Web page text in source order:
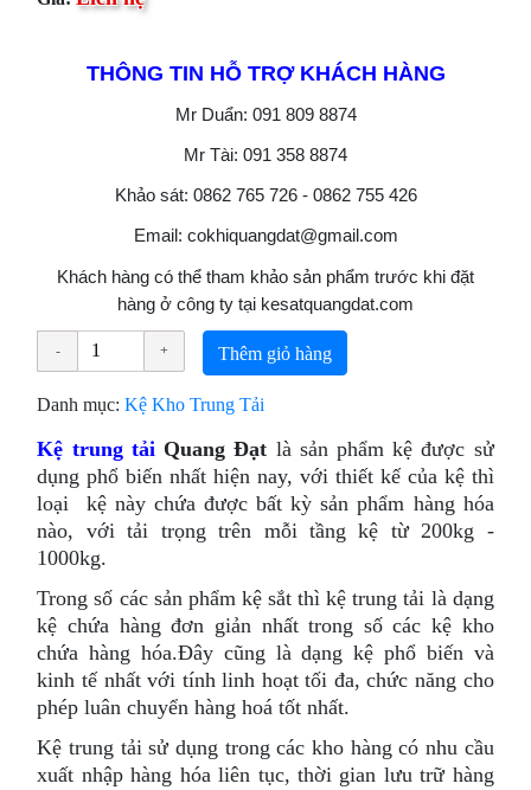
THÔNG TIN HỖ TRỢ KHÁCH HÀNG
Mr Duẩn: 091 809 8874
Mr Tài: 091 358 8874
Khảo sát: 0862 765 726 - 0862 755 426
Email: cokhiquangdat@gmail.com
Khách hàng có thể tham khảo sản phẩm trước khi đặt
hàng ở công ty tại kesatquangdat.com
Thêm giỏ hàng
Danh mục:Kệ Kho Trung Tải
Kệ trung tải Quang Đạt là sản phẩm kệ được sử
dụng phổ biến nhất hiện nay, với thiết kế của kệ thì
loại kệ này chứa được bất kỳ sản phẩm hàng hóa
nào, với tải trọng trên mỗi tầng kệ từ 200kg -
1000kg.
Trong số các sản phẩm kệ sắt thì kệ trung tải là dạng
kệ chứa hàng đơn giản nhất trong số các kệ kho
chứa hàng hóa.Đây cũng là dạng kệ phổ biến và
kinh tế nhất với tính linh hoạt tối đa, chức năng cho
phép luân chuyển hàng hoá tốt nhất.
Kệ trung tải sử dụng trong các kho hàng có nhu cầu
xuất nhập hàng hóa liên tục, thời gian lưu trữ hàng